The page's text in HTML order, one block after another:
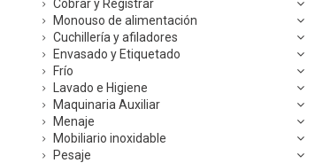
Cobrar y Registrar
Monouso de alimentación
Cuchillería y afiladores
Envasado y Etiquetado
Frío
Lavado e Higiene
Maquinaria Auxiliar
Menaje
Mobiliario inoxidable
Pesaje